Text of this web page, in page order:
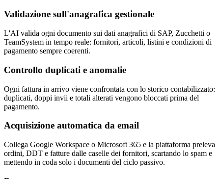
Validazione sull'anagrafica gestionale
L'AI valida ogni documento sui dati anagrafici di SAP, Zucchetti o
TeamSystem in tempo reale: fornitori, articoli, listini e condizioni di
pagamento sempre coerenti.
Controllo duplicati e anomalie
Ogni fattura in arrivo viene confrontata con lo storico contabilizzato:
duplicati, doppi invii e totali alterati vengono bloccati prima del
pagamento.
Acquisizione automatica da email
Collega Google Workspace o Microsoft 365 e la piattaforma preleva
ordini, DDT e fatture dalle caselle dei fornitori, scartando lo spam e
mettendo in coda solo i documenti del ciclo passivo.